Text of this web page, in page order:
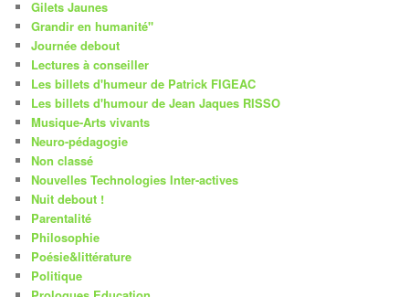
Gilets Jaunes
Grandir en humanité"
Journée debout
Lectures à conseiller
Les billets d'humeur de Patrick FIGEAC
Les billets d'humour de Jean Jaques RISSO
Musique-Arts vivants
Neuro-pédagogie
Non classé
Nouvelles Technologies Inter-actives
Nuit debout !
Parentalité
Philosophie
Poésie&littérature
Politique